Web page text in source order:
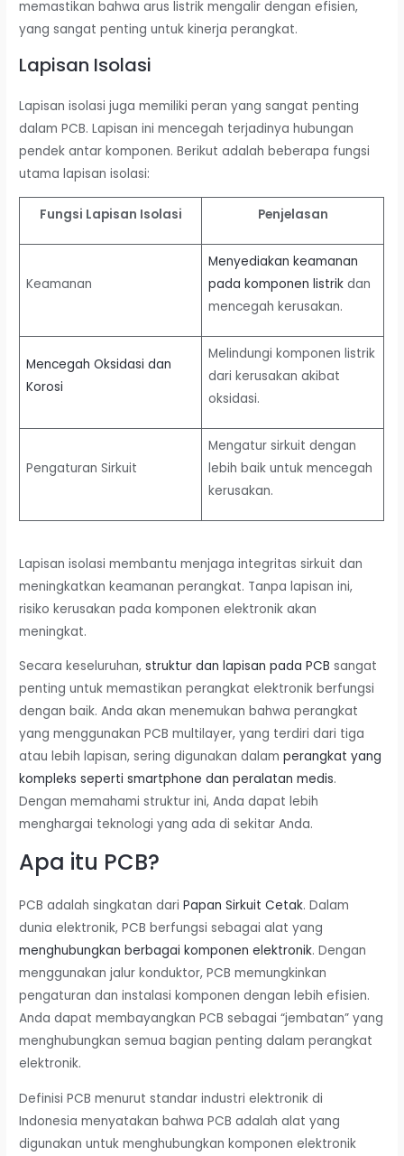
memastikan bahwa arus listrik mengalir dengan efisien,
yang sangat penting untuk kinerja perangkat.
Lapisan Isolasi
Lapisan isolasi juga memiliki peran yang sangat penting
dalam PCB. Lapisan ini mencegah terjadinya hubungan
pendek antar komponen. Berikut adalah beberapa fungsi
utama lapisan isolasi:
Fungsi Lapisan Isolasi Penjelasan
Keamanan
Menyediakan keamanan
pada komponen listrikdan
mencegah kerusakan.
Mencegah Oksidasi dan
Korosi
Melindungi komponen listrik
dari kerusakan akibat
oksidasi.
Pengaturan Sirkuit
Mengatur sirkuit dengan
lebih baik untuk mencegah
kerusakan.
Lapisan isolasi membantu menjaga integritas sirkuit dan
meningkatkan keamanan perangkat. Tanpa lapisan ini,
risiko kerusakan pada komponen elektronik akan
meningkat.
Secara keseluruhan,struktur dan lapisan pada PCB sangat
penting untuk memastikan perangkat elektronik berfungsi
dengan baik. Anda akan menemukan bahwa perangkat
yang menggunakan PCB multilayer, yang terdiri dari tiga
atau lebih lapisan, sering digunakan dalamperangkat yang
kompleks seperti smartphone dan peralatan medis.
Dengan memahami struktur ini, Anda dapat lebih
menghargai teknologi yang ada di sekitar Anda.
Apa itu PCB?
PCB adalah singkatan dariPapan Sirkuit Cetak. Dalam
dunia elektronik, PCB berfungsi sebagai alat yang
menghubungkan berbagai komponen elektronik. Dengan
menggunakan jalur konduktor, PCB memungkinkan
pengaturan dan instalasi komponen dengan lebih efisien.
Anda dapat membayangkan PCB sebagai “jembatan” yang
menghubungkan semua bagian penting dalam perangkat
elektronik.
Definisi PCB menurut standar industri elektronik di
Indonesia menyatakan bahwa PCB adalah alat yang
digunakan untuk menghubungkan komponen elektronik